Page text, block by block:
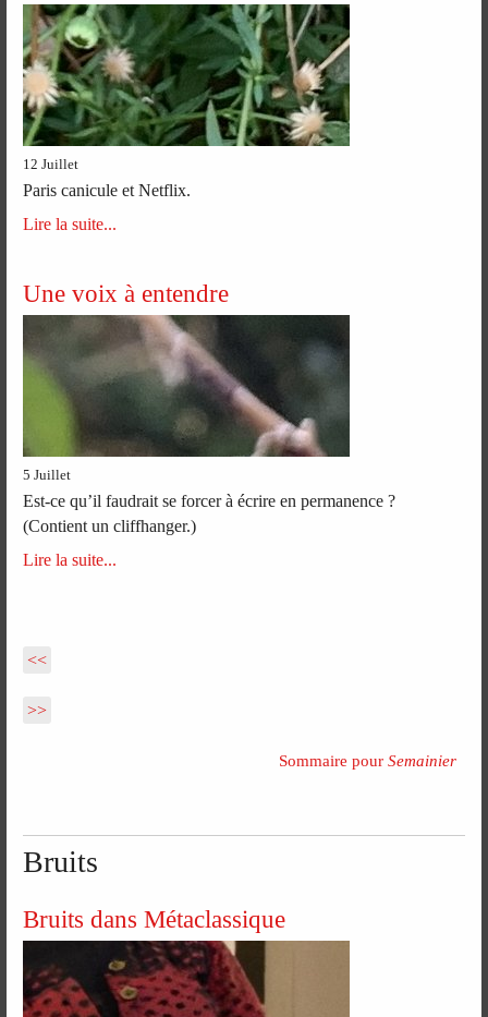
12 Juillet
Paris canicule et Netflix.
Lire la suite...
Une voix à entendre
5 Juillet
Est-ce qu’il faudrait se forcer à écrire en permanence ?
(Contient un cliffhanger.)
Lire la suite...
<<
>>
Sommaire pour Semainier
Bruits
Bruits dans Métaclassique